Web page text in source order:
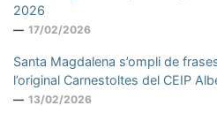
2026
17/02/2026
Santa Magdalena s’ompli de
l’original Carnestoltes del CEIP
13/02/2026